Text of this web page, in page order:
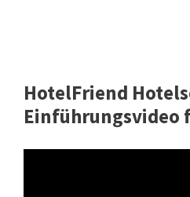
HotelFriend
Einführungsvideo